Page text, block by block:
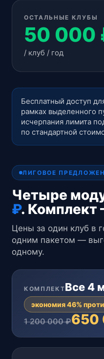
ОСТАЛЬНЫЕ КЛУБЫ
50 000
/ клуб / год
Бесплатный доступ
рамках выделенного
исчерпания лимита
по стандартной
ЛИГОВОЕ
Четыре
₽. Комплект
Цены за один клуб в
одним пакетом —
одному.
КОМПЛЕКТВсе 4
экономия 46%
1 200 000 ₽650